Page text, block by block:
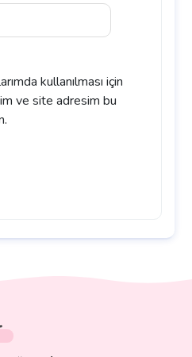
kullanılması için
ve site adresim bu